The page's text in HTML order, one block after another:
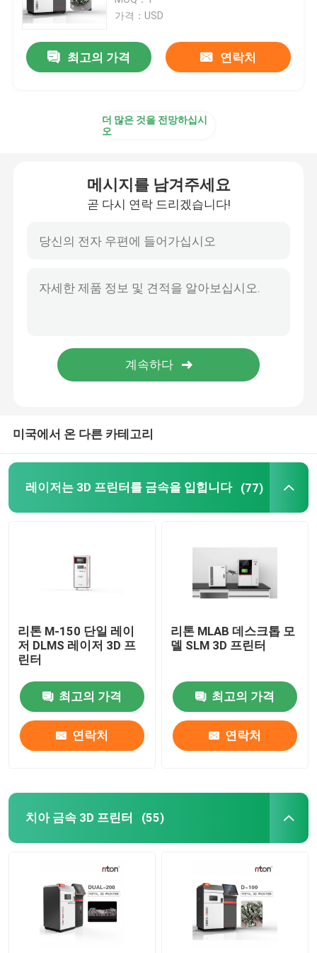
보석 3D 프린터
SLA 3D 수지 프린터
레이저 소결기
티타늄 3d 프린터
와이어 굽기 기계 DMIS-V1
와이어 굽기 기계 DMIS-V1
와이어 굽기 기계 DMIS-V1
가격：USD
최고의 가격 연락처
더 많은 것을 전망하십시
오
메시지를 남겨주세요
곧 다시 연락 드리겠습니다!
미국에서 온 다른 카테고리
레이저는 3D 프린터를 금속을 입힙니다 (77)
리톤 M-150 단일 레이
저 DLMS 레이저 3D 프
린터
최고의 가격
연락처
리톤 MLAB 데스크톱 모
델 SLM 3D 프린터
최고의 가격
연락처
치아 금속 3D 프린터 (55)